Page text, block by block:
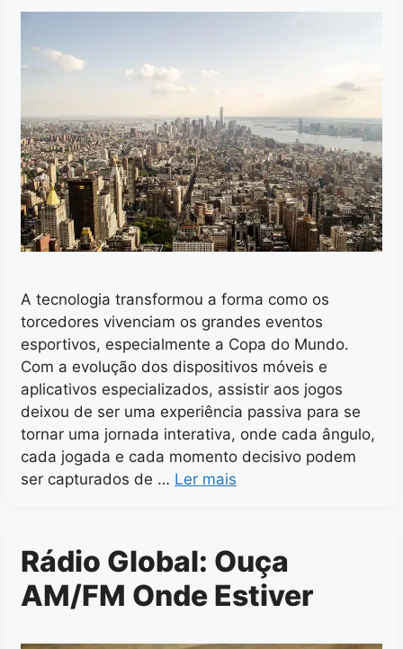
A tecnologia transformou a forma como os
torcedores vivenciam os grandes eventos
esportivos, especialmente a Copa do Mundo.
Com a evolução dos dispositivos móveis e
aplicativos especializados, assistir aos jogos
deixou de ser uma experiência passiva para se
tornar uma jornada interativa, onde cada ângulo,
cada jogada e cada momento decisivo podem
ser capturados de … Ler mais
Rádio Global: Ouça
AM/FM Onde Estiver